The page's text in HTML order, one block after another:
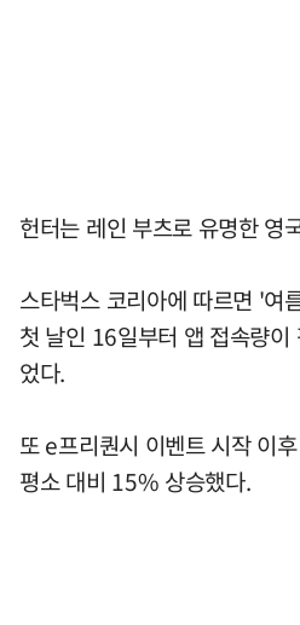
헌터는 레인 부츠로 유명한 영
스타벅스 코리아에 따르면 '여
첫 날인 16일부터 앱 접속량
었다.
또 e프리퀀시 이벤트 시작 이
평소 대비 15% 상승했다.